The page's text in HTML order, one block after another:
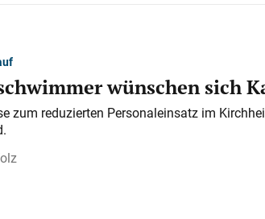
wünschen sich
zum reduzierten Personaleinsatz im